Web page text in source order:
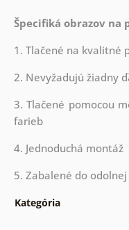
Špecifiká obrazov na
1. Tlačené na kvalitné
2. Nevyžadujú žiadny
3. Tlačené pomocou
farieb
4. Jednoduchá montáž
5. Zabalené do
Kategória